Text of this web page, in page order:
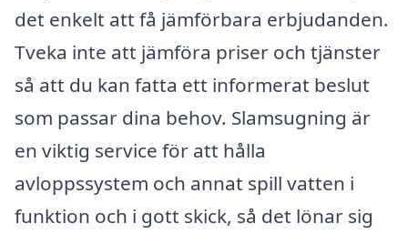
det enkelt att få jämförbara erbjudanden.
Tveka inte att jämföra priser och tjänster
så att du kan fatta ett informerat beslut
som passar dina behov. Slamsugning är
en viktig service för att hålla
avloppssystem och annat spill vatten i
funktion och i gott skick, så det lönar sig